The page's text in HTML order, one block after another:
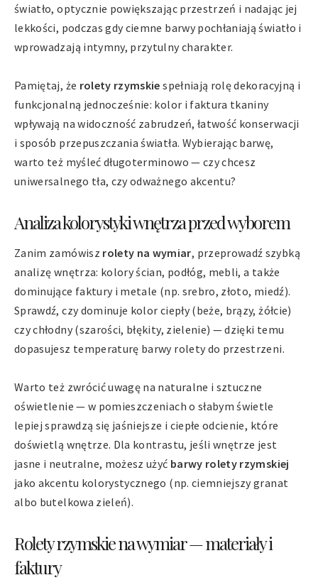
światło, optycznie powiększając przestrzeń i nadając jej
lekkości, podczas gdy ciemne barwy pochłaniają światło i
wprowadzają intymny, przytulny charakter.
Pamiętaj, że rolety rzymskie spełniają rolę dekoracyjną i
funkcjonalną jednocześnie: kolor i faktura tkaniny
wpływają na widoczność zabrudzeń, łatwość konserwacji
i sposób przepuszczania światła. Wybierając barwę,
warto też myśleć długoterminowo — czy chcesz
uniwersalnego tła, czy odważnego akcentu?
Analiza kolorystyki wnętrza przed wyborem
Zanim zamówisz rolety na wymiar, przeprowadź szybką
analizę wnętrza: kolory ścian, podłóg, mebli, a także
dominujące faktury i metale (np. srebro, złoto, miedź).
Sprawdź, czy dominuje kolor ciepły (beże, brązy, żółcie)
czy chłodny (szarości, błękity, zielenie) — dzięki temu
dopasujesz temperaturę barwy rolety do przestrzeni.
Warto też zwrócić uwagę na naturalne i sztuczne
oświetlenie — w pomieszczeniach o słabym świetle
lepiej sprawdzą się jaśniejsze i ciepłe odcienie, które
doświetlą wnętrze. Dla kontrastu, jeśli wnętrze jest
jasne i neutralne, możesz użyć barwy rolety rzymskiej
jako akcentu kolorystycznego (np. ciemniejszy granat
albo butelkowa zieleń).
Rolety rzymskie na wymiar — materiały i
faktury